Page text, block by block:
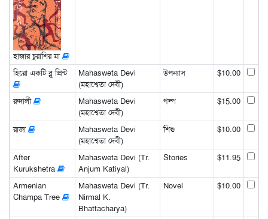
হাজার চুরাশির মা
হিরো একটি ব্লু প্রিন্ট
Mahasweta Devi
(মহাশ্বেতা দেবী)
উপন্যাস $10.00
রুদালী
Mahasweta Devi
(মহাশ্বেতা দেবী)
গল্প $15.00
রাজা
Mahasweta Devi
(মহাশ্বেতা দেবী)
শিশু $10.00
After
Kurukshetra
Mahasweta Devi (Tr.
Anjum Katiyal)
Stories $11.95
Armenian
Champa Tree
Mahasweta Devi (Tr.
Nirmal K.
Bhattacharya)
Novel $10.00